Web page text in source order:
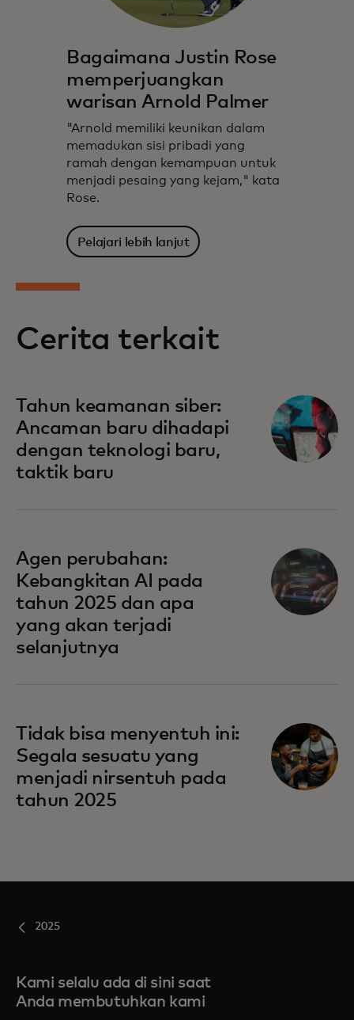
Bagaimana Justin Rose
memperjuangkan
warisan Arnold Palmer
"Arnold memiliki keunikan dalam
memadukan sisi pribadi yang
ramah dengan kemampuan untuk
menjadi pesaing yang kejam," kata
Rose.
Pelajari lebih lanjut
Cerita terkait
Tahun keamanan siber:
Ancaman baru dihadapi
dengan teknologi baru,
taktik baru
Agen perubahan:
Kebangkitan AI pada
tahun 2025 dan apa
yang akan terjadi
selanjutnya
Tidak bisa menyentuh ini:
Segala sesuatu yang
menjadi nirsentuh pada
tahun 2025
2025
Kami selalu ada di sini saat
Anda membutuhkan kami